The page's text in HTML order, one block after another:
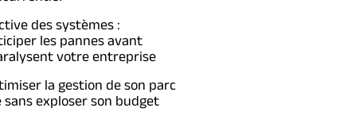
des systèmes :
les pannes avant
votre entreprise
la gestion de son parc
exploser son budget